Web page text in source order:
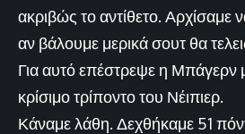
ακριβώς το αντίθετο. Αρχίσαμε
αν βάλουμε μερικά σουτ θα
Για αυτό επέστρεψε η Μπάγερν
κρίσιμο τρίποντο του Νέιπιερ.
Κάναμε λάθη. Δεχθήκαμε 51